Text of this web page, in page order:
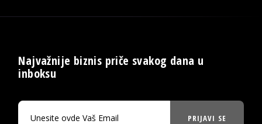
Najvažnije biznis priče svakog dana u
inboksu
PRIJAVI SE